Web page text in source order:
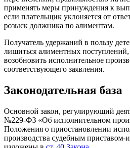
применять меры принуждения к
если плательщик уклоняется от
розыск должника по алиментам.
Получатель удержаний в пользу
лишиться алиментных
возобновить исполнительное
соответствующего заявления.
Законодательная база
Основной закон, регулирующий
№229-ФЗ «Об исполнительном
Положения о приостановлении
производства судебным